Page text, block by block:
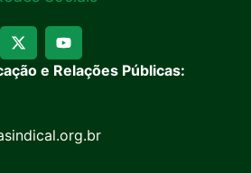
e Relações Públicas: